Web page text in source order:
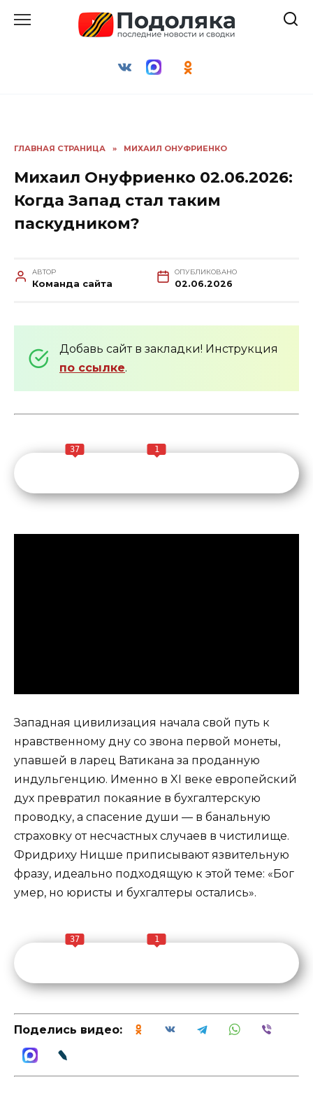
ГЛАВНАЯ СТРАНИЦА » МИХАИЛ ОНУФРИЕНКО
Михаил Онуфриенко 02.06.2026:
Когда Запад стал таким
паскудником?
АВТОР
Команда сайта
ОПУБЛИКОВАНО
02.06.2026
Добавь сайт в закладки! Инструкция
по ссылке.
37 1
Западная цивилизация начала свой путь к
нравственному дну со звона первой монеты,
упавшей в ларец Ватикана за проданную
индульгенцию. Именно в XI веке европейский
дух превратил покаяние в бухгалтерскую
проводку, а спасение души — в банальную
страховку от несчастных случаев в чистилище.
Фридриху Ницше приписывают язвительную
фразу, идеально подходящую к этой теме: «Бог
умер, но юристы и бухгалтеры остались».
37 1
Поделись видео: